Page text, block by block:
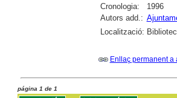
Cronologia:
1996
Autors add.:
Localització:
Enllaç permanent a
página 1 de 1